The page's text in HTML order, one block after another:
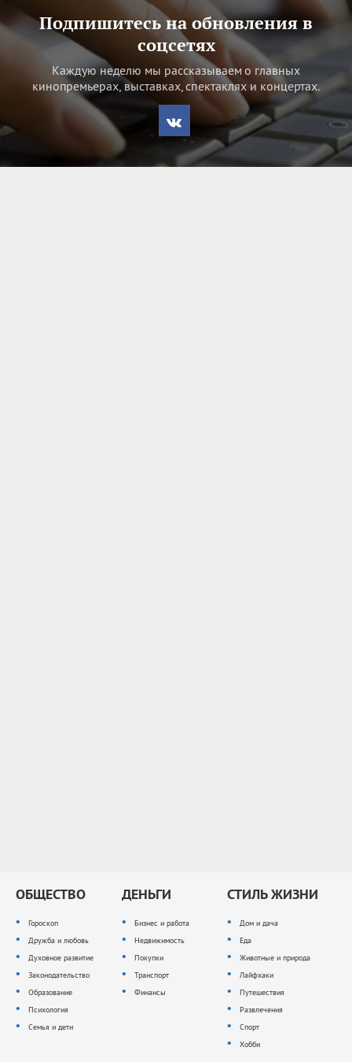
Подпишитесь на обновления в
соцсетях
Каждую неделю мы рассказываем о главных
кинопремьерах, выставках, спектаклях и концертах.
ОБЩЕСТВО
Гороскоп
Дружба и любовь
Духовное развитие
Законодательство
Образование
Психология
Семья и дети
ДЕНЬГИ
Бизнес и работа
Недвижимость
Покупки
Транспорт
Финансы
СТИЛЬ ЖИЗНИ
Дом и дача
Еда
Животные и природа
Лайфхаки
Путешествия
Развлечения
Спорт
Хобби